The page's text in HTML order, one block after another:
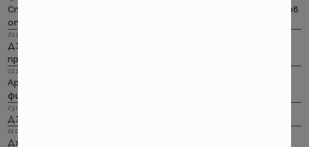
Стикерът по гражданска отговорност с впечатляващ нов
опит да влезе в историята
01.11.2022 г.
ДЗИ: Стрийминг застраховката за злополука на промоция
през ноември
01.11.2022 г.
Армеец: Имуществото на лимит на промоция. Това за
фирмите също
23.09.2022 г.
ДЗИ: Ами няма такова каско!
21.09.2022 г.
Дженерали: Критични болести по злополука и заболяване,